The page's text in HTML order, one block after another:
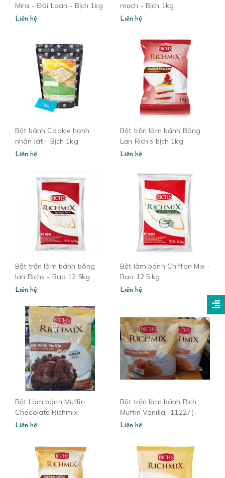
Mira - Đài Loan - Bịch 1kg
Liên hệ
mạch - Bịch 1kg
Liên hệ
Bột bánh Cookie hạnh
nhân lát - Bịch 1kg
Liên hệ
Bột trộn làm bánh Bông
Lan Rich's bịch 1kg
Liên hệ
Bột trộn làm bánh bông
lan Richs - Bao 12.5kg
Liên hệ
Bột làm bánh Chiffon Mix -
Bao 12.5 kg
Liên hệ
Bột Làm bánh Muffin
Chocolate Richmix -
11347 loại 1kg
Liên hệ
Bột trộn làm bánh Rich
Muffin Vanilla -11227(
12.5k/bao)
Liên hệ